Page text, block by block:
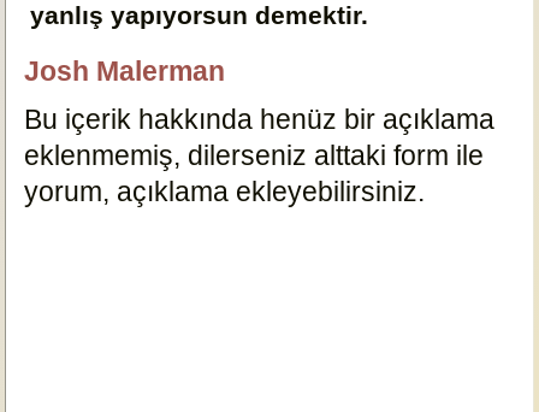
yanlış yapıyorsun demektir.
Josh Malerman
Bu içerik hakkında henüz bir açıklama
eklenmemiş, dilerseniz alttaki form ile
yorum, açıklama ekleyebilirsiniz.